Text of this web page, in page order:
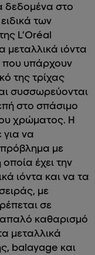
δεδομένα στο
των
L’Oréal
ιόντα
που υπάρχουν
της τρίχας
συσσωρεύονται
στο σπάσιμο
χρώματος. Η
να
με
έχει την
ιόντα και να τα
με
σε
καθαρισμό
μεταλλικά
balayage και